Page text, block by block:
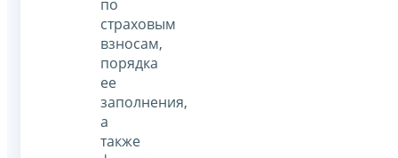
по
страховым
взносам,
порядка
ее
заполнения,
а
также